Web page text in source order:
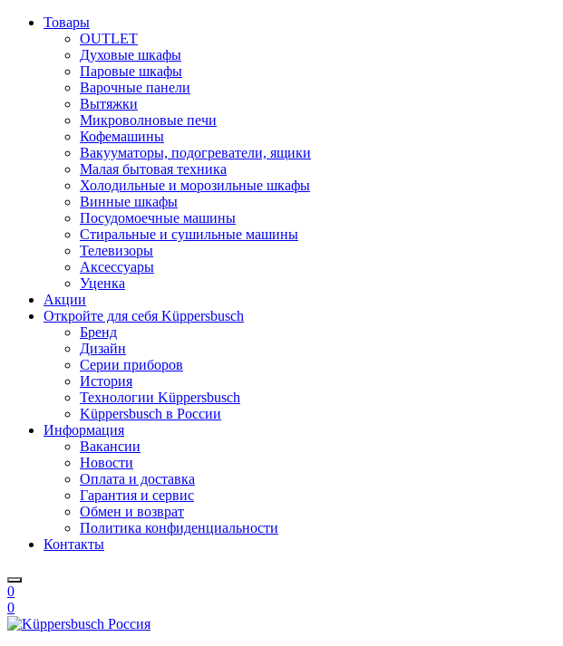
Товары
OUTLET
Духовые шкафы
Паровые шкафы
Варочные панели
Вытяжки
Микроволновые печи
Кофемашины
Вакууматоры, подогреватели, ящики
Малая бытовая техника
Холодильные и морозильные шкафы
Винные шкафы
Посудомоечные машины
Стиральные и сушильные машины
Телевизоры
Аксессуары
Уценка
Акции
Откройте для себя Küppersbusch
Бренд
Дизайн
Серии приборов
История
Технологии Küppersbusch
Küppersbusch в России
Информация
Вакансии
Новости
Оплата и доставка
Гарантия и сервис
Обмен и возврат
Политика конфиденциальности
Контакты
0
0